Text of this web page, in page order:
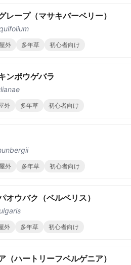
レープ（マサキバーベリー）
屋外 多年草 初心者向け
ンポウゲバラ
外 多年草 初心者向け
屋外 多年草 初心者向け
オウバク（ベルベリス）
外 多年草 初心者向け
（ハートリーフベルゲニア）